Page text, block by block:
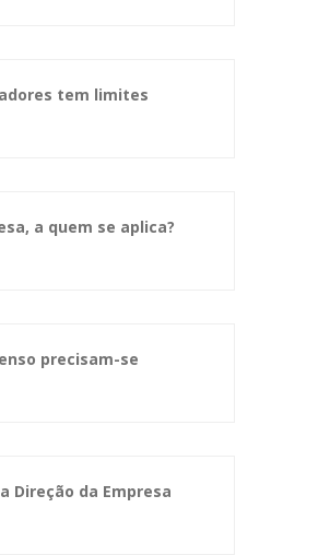
tem limites
a quem se aplica?
precisam-se
Direção da Empresa